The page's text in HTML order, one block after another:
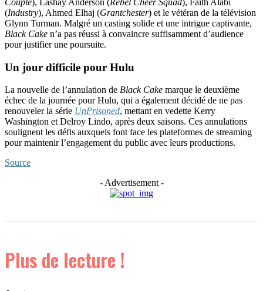
(Industry), Ahmed Elhaj (Grantchester) et le vétéran de la télévision
Glynn Turman. Malgré un casting solide et une intrigue captivante,
Black Cake n’a pas réussi à convaincre suffisamment d’audience
pour justifier une poursuite.
Un jour difficile pour Hulu
La nouvelle de l’annulation de Black Cake marque le deuxième
échec de la journée pour Hulu, qui a également décidé de ne pas
renouveler la série UnPrisoned, mettant en vedette Kerry
Washington et Delroy Lindo, après deux saisons. Ces annulations
soulignent les défis auxquels font face les plateformes de streaming
pour maintenir l’engagement du public avec leurs productions.
Source
- Advertisement -
Plus de lecture !